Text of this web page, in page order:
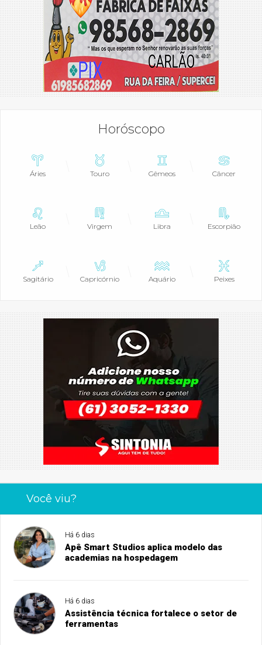
Horóscopo
Áries Touro Gêmeos Câncer
Leão Virgem Libra Escorpião
Sagitário Capricórnio Aquário Peixes
Você viu?
Há 6 dias
Apê Smart Studios aplica modelo das
academias na hospedagem
Há 6 dias
Assistência técnica fortalece o setor de
ferramentas